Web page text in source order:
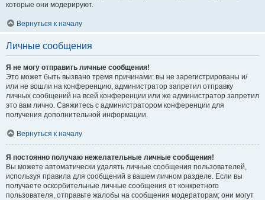
которые они модерируют.
Вернуться к началу
Личные сообщения
Я не могу отправить личные сообщения!
Это может быть вызвано тремя причинами: вы не зарегистрированы и/
или не вошли на конференцию, администратор запретил отправку
личных сообщений на всей конференции или же администратор запретил
это вам лично. Свяжитесь с администратором конференции для
получения дополнительной информации.
Вернуться к началу
Я постоянно получаю нежелательные личные сообщения!
Вы можете автоматически удалять личные сообщения пользователей,
используя правила для сообщений в вашем личном разделе. Если вы
получаете оскорбительные личные сообщения от конкретного
пользователя, отправьте жалобы на сообщения модераторам; они могут